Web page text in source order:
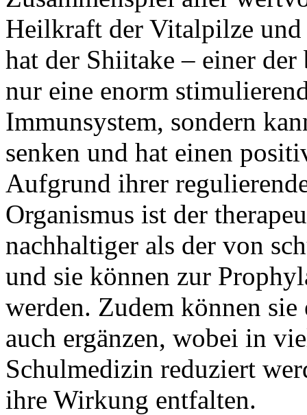
Heilkraft der Vitalpilze
hat der Shiitake – einer
nur eine enorm
Immunsystem, sondern
senken und hat einen
Aufgrund ihrer
Organismus ist der
nachhaltiger als der von
und sie können zur
werden. Zudem können
auch ergänzen, wobei in
Schulmedizin reduziert
ihre Wirkung entfalten.